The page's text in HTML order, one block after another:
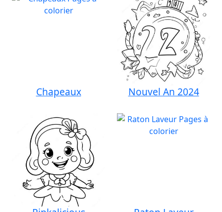
Chapeaux Nouvel An 2024